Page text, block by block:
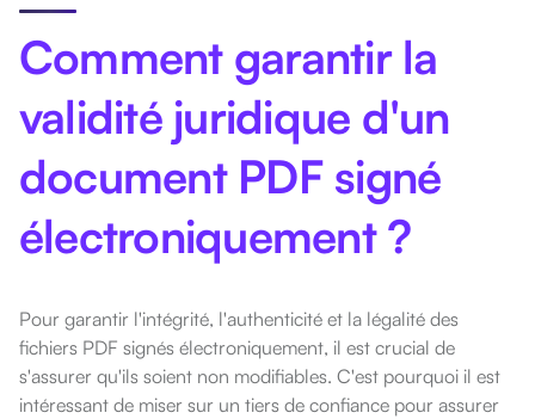
Comment garantir la
validité juridique d'un
document PDF signé
électroniquement ?
Pour garantir l'intégrité, l'authenticité et la légalité des
fichiers PDF signés électroniquement, il est crucial de
s'assurer qu'ils soient non modifiables. C'est pourquoi il est
intéressant de miser sur un tiers de confiance pour assurer